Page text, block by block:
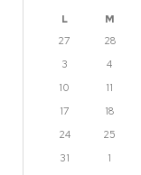
L M
27
28
3
4
10
11
17
18
24
25
31
1